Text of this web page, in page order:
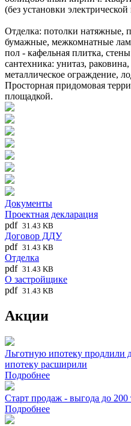
(без установки
Отделка: потолки натяжные,
бумажные, межкомнатные
пол - кафельная плитка,
сантехника: унитаз,
металлическое ограждение,
Просторная придомовая
площадкой.
Документы
Проектная декларация
pdf 31.43 KB
Договор ДДУ
pdf 31.43 KB
Отделка
pdf 31.43 KB
О застройщике
pdf 31.43 KB
Акции
Льготную ипотеку продлили
ипотеку расширили
Подробнее
Старт продаж - выгода до 200
Подробнее